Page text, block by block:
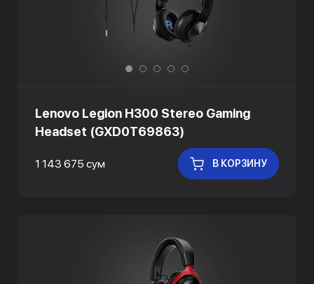
Lenovo Legion H300 Stereo Gaming
Headset (GXD0T69863)
1 143 675 сум В КОРЗИНУ